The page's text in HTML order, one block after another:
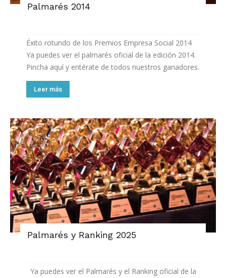
Palmarés 2014
Éxito rotundo de los Premios Empresa Social 2014
Ya puedes ver el palmarés oficial de la edición 2014.
Pincha aquí y entérate de todos nuestros ganadores.
Leer más
Palmarés y Ranking 2025
Ya puedes ver el Palmarés y el Ranking oficial de la